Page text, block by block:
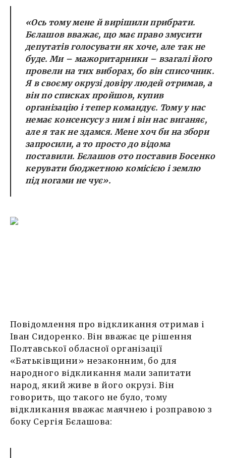
«Ось тому мене й вирішили прибрати.
Бєлашов вважає, що має право змусити
депутатів голосувати як хоче, але так не
буде. Ми – мажоритарники – взагалі його
провели на тих виборах, бо він списочник.
Я в своєму окрузі довіру людей отримав, а
він по списках пройшов, купив
організацію і тепер командує. Тому у нас
немає консенсусу з ним і він нас виганяє,
але я так не здамся. Мене хоч би на збори
запросили, а то просто до відома
поставили. Бєлашов ото поставив Босенко
керувати бюджетною комісією і землю
під ногами не чує».
Повідомлення про відкликання отримав і
Іван Сидоренко. Він вважає це рішення
Полтавської обласної організації
«Батьківщини» незаконним, бо для
народного відкликання мали запитати
народ, який живе в його окрузі. Він
говорить, що такого не було, тому
відкликання вважає маячнею і розправою з
боку Сергія Бєлашова: